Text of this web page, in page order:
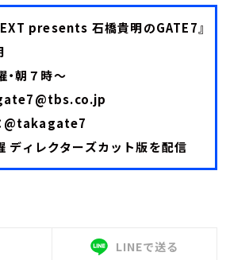
presents 石橋貴明のGATE7』
・朝７時～
@takagate7
ディレクターズカット版を配信
LINEで送る